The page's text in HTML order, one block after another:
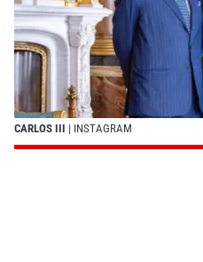
CARLOS III | INSTAGRAM